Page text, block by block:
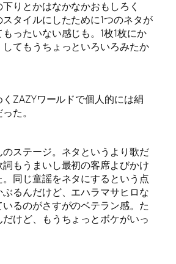
りとかはなかなかおもしろく
タイルにしたために1つのネタが
ったいない感じも。1枚1枚にか
てもうちょっといろいろみたか
ZAZYワールドで個人的には絹
た。
のステージ。ネタというより歌だ
もうまいし最初の客席よびかけ
。同じ童謡をネタにするという点
るんだけど、エハラマサヒロな
るのがさすがのベテラン感。た
けど、もうちょっとボケがいっ